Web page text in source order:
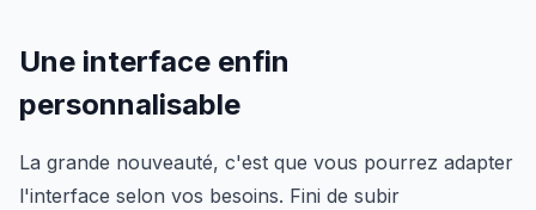
Une interface enfin
personnalisable
La grande nouveauté, c'est que vous pourrez adapter
l'interface selon vos besoins. Fini de subir